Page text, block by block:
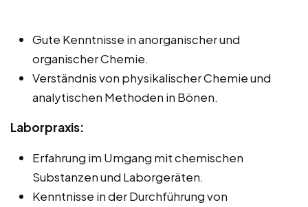
Gute Kenntnisse in anorganischer und
organischer Chemie.
Verständnis von physikalischer Chemie und
analytischen Methoden in Bönen.
Laborpraxis:
Erfahrung im Umgang mit chemischen
Substanzen und Laborgeräten.
Kenntnisse in der Durchführung von